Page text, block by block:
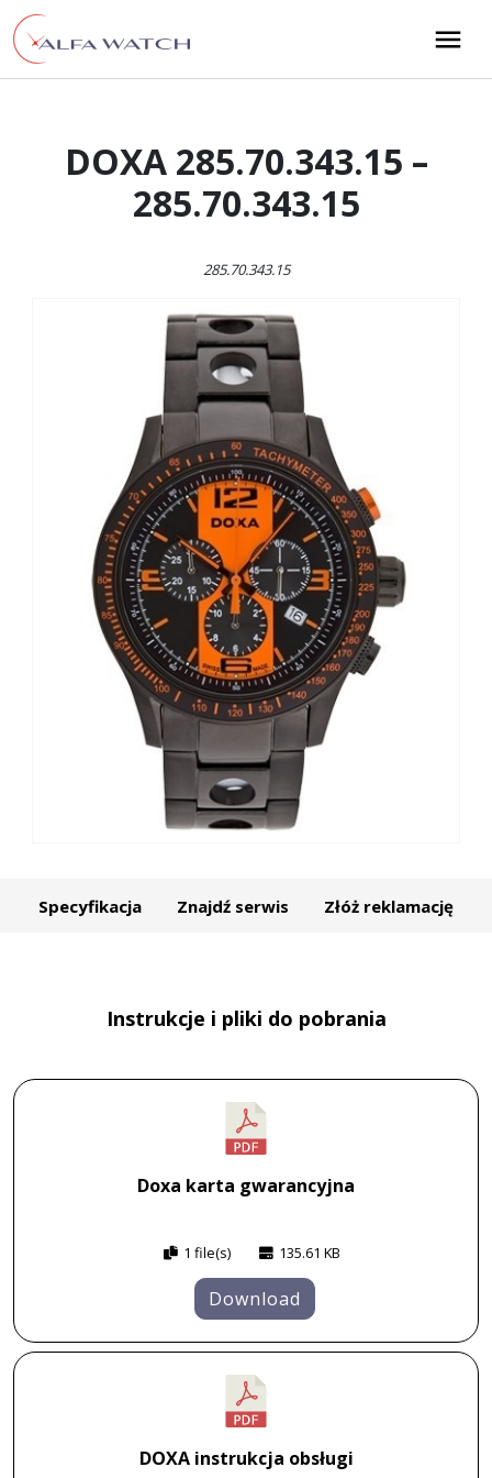
Przejdź do treści
Main Navigation
DOXA 285.70.343.15 –
285.70.343.15
285.70.343.15
Specyfikacja Znajdź serwis Złóż reklamację
Instrukcje i pliki do pobrania
Doxa karta gwarancyjna
1 file(s) 135.61 KB
Download
DOXA instrukcja obsługi